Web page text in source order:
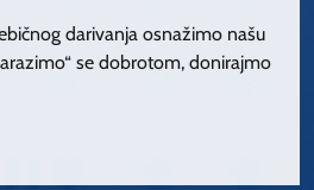
darivanja osnažimo našu
se dobrotom, donirajmo